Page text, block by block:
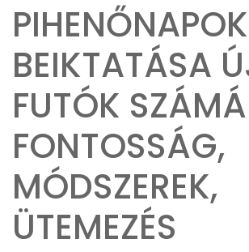
PIHENŐNAPOK
BEIKTATÁSA
FUTÓK
FONTOSSÁG,
MÓDSZEREK,
ÜTEMEZÉS